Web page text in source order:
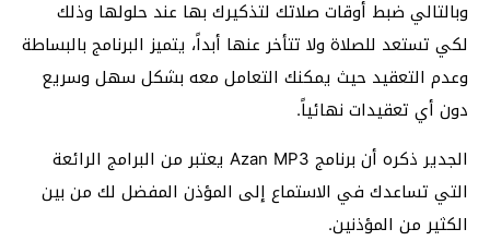
وبالتالي ضبط أوقات صلاتك لتذكيرك بها عند حلولها وذلك
لكي تستعد للصلاة ولا تتأخر عنها أبداً، يتميز البرنامج بالبساطة
وعدم التعقيد حيث يمكنك التعامل معه بشكل سهل وسريع
دون أي تعقيدات نهائياً.
الجدير ذكره أن برنامج Azan MP3 يعتبر من البرامج الرائعة
التي تساعدك في الاستماع إلى المؤذن المفضل لك من بين
الكثير من المؤذنين.